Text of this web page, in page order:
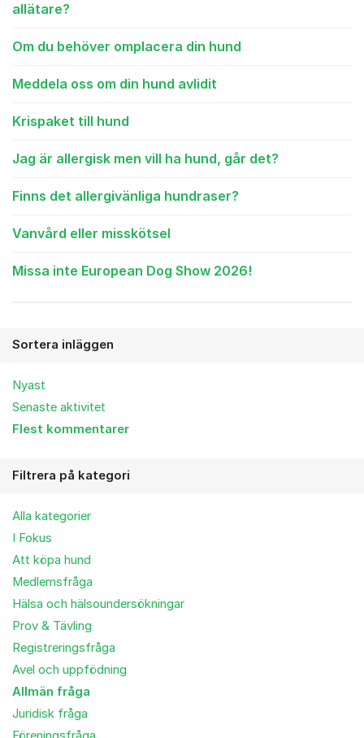
allätare?
Om du behöver omplacera din hund
Meddela oss om din hund avlidit
Krispaket till hund
Jag är allergisk men vill ha hund, går det?
Finns det allergivänliga hundraser?
Vanvård eller misskötsel
Missa inte European Dog Show 2026!
Sortera inläggen
Nyast
Senaste aktivitet
Flest kommentarer
Filtrera på kategori
Alla kategorier
I Fokus
Att köpa hund
Medlemsfråga
Hälsa och hälsoundersökningar
Prov & Tävling
Registreringsfråga
Avel och uppfödning
Allmän fråga
Juridisk fråga